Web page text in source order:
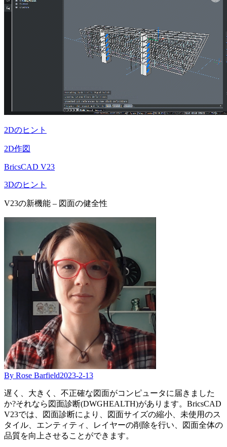
2Dのヒント
2D作図
BricsCAD V23
3Dのヒント
V23の新機能 – 図面の健全性
By Rose Barfield2023-2-13
遅く、大きく、不正確な図面がコンピュータに届きました
か?それなら図面診断(DWGHEALTH)があります。BricsCAD
V23では、図面診断により、図面サイズの縮小、未使用のス
タイル、エンティティ、レイヤーの削除を行い、図面全体の
品質を向上させることができます。